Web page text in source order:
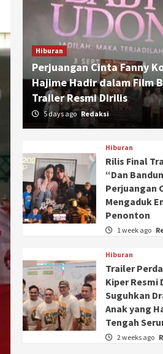
Hiburan
Perjuangan Cinta Fanny
Hajime Hadir dalam Film
Trailer Resmi Dirilis
5 days ago Redaksi
Hiburan
Rilis Final
“Dan
Perjuangan
Mengaduk
Penonton
1 week ago
Hiburan
Trailer
Kiper Resmi
Suguhkan
Anak yang
Tengah
2 weeks ago